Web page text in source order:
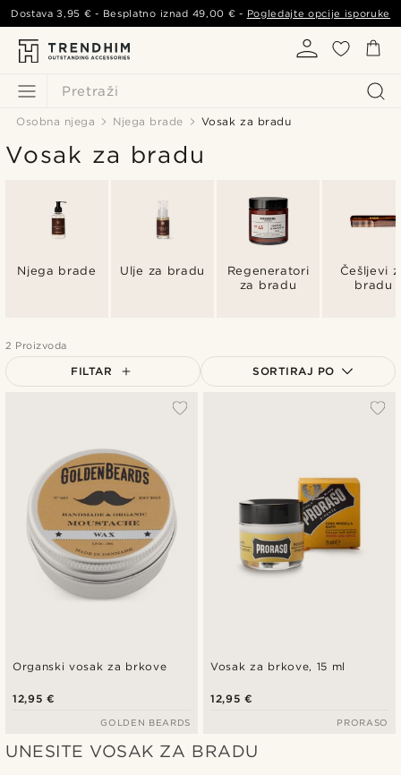
Pretraži
Dostava3,95 € - Besplatno iznad 49,00 € - Pogledajte opcije isporuke
Osobna njega Njega brade Vosak za bradu
Vosak za bradu
Njega brade Ulje za bradu
Regeneratori
za bradu
Češljevi
bradu
2 Proizvoda
FILTAR SORTIRAJ PO
Organski vosak za brkove
12,95 €
GOLDEN BEARDS
Vosak za brkove, 15 ml
12,95 €
PRORASO
UNESITE VOSAK ZA BRADU